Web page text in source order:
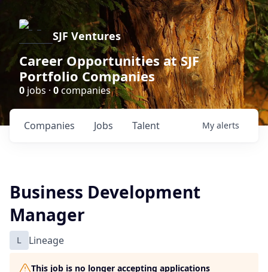
SJF Ventures
Career Opportunities at SJF
Portfolio Companies
0 jobs · 0companies
Jobs
Companies Talent My alerts
Business Development
Manager
L Lineage
This job is no longer accepting applications